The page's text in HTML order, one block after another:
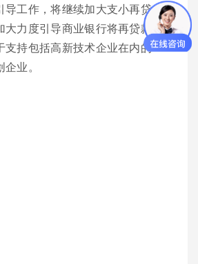
导工作，将继续加大支小再贷
力度引导商业银行将再贷款
支持包括高新技术企业在内的
业。